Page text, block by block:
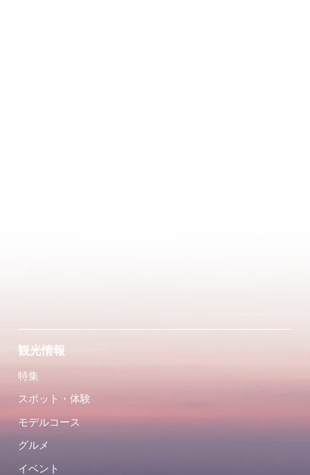
観光情報
特集
スポット・体験
モデルコース
グルメ
イベント